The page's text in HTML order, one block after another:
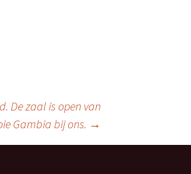
De zaal is open van
Gambia bij ons. →